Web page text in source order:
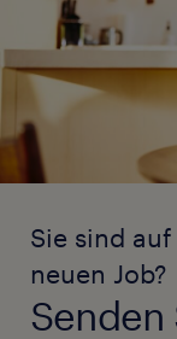
Sie sind
neuen Job?
Senden